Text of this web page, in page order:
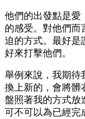
他們的出發點是愛
的感受。對他們而
迫的方式。最好是
好來打擊他們。
舉例來說，我期待
換上新的，會將髒
盤照著我的方式放
可不可以為已經完